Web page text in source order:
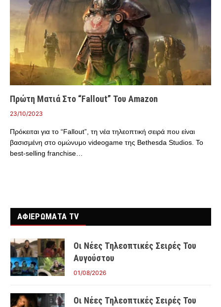
Πρώτη Ματιά Στο “Fallout” Του Amazon
23/10/2023
Πρόκειται για το “Fallout”, τη νέα τηλεοπτική σειρά που είναι
βασισμένη στο ομώνυμο videogame της Bethesda Studios. Το
best-selling franchise…
ΑΦΙΕΡΩΜΑΤΑ TV
Οι Νέες Τηλεοπτικές Σειρές Του
Αυγούστου
01/08/2026
Οι Νέες Τηλεοπτικές Σειρές Του